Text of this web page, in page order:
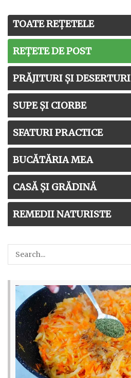
TOATE REȚETELE
REȚETE DE POST
PRĂJITURI ȘI DESERTURI
SUPE ȘI CIORBE
SFATURI PRACTICE
BUCĂTĂRIA MEA
CASĂ ȘI GRĂDINĂ
REMEDII NATURISTE